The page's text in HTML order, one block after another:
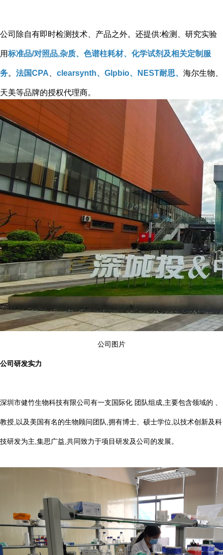
公司除自有即时检测技术、产品之外。还提供:检测、研究实验
用标准品/对照品,杂质、色谱柱耗材、化学试剂及相关定制服
务。 法国CPA clearsynth、Glpbio、NEST耐思、 海尔生物、
天美等品牌的授权代理商。
公司图片
公司研发实力
深圳市健竹生物科技有限公司有一支国际化 团队组成,主要包含领域的 、
教授,以及美国有名的生物顾问团队,拥有博士、硕士学位,以技术创新及科
技研发为主,集思广益,共同致力于项目研发及公司的发展。